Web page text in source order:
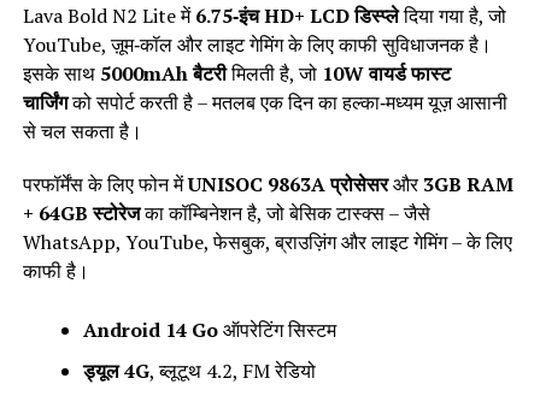
Lava Bold N2 Lite में6.75‑इंच HD+ LCD डिस्प्लेदिया गया है, जो
YouTube, ज़ूम‑कॉल और लाइट गेमिंग के लिए काफी सुविधाजनक है।
इसके साथ 5000mAh बैटरीमिलती है, जो 10W वायर्ड फास्ट
चार्जिंगको सपोर्ट करती है – मतलब एक दिन का हल्का‑मध्यम यूज़ आसानी
से चल सकता है।
परफॉर्मेंस के लिए फोन मेंUNISOC 9863A प्रोसेसरऔर3GB RAM
+ 64GB स्टोरेजका कॉम्बिनेशन है, जो बेसिक टास्क्स – जैसे
WhatsApp, YouTube, फेसबुक, ब्राउज़िंग और लाइट गेमिंग – के लिए
काफी है।
Android 14 Goऑपरेटिंग सिस्टम
ड्यूल 4G, ब्लूटूथ 4.2, FM रेडियो